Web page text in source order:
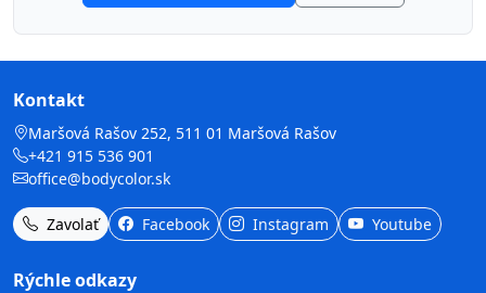
Kontakt
Maršová Rašov 252, 511 01 Maršová Rašov
+421 915 536 901
office@bodycolor.sk
Zavolať Facebook Instagram Youtube
Rýchle odkazy